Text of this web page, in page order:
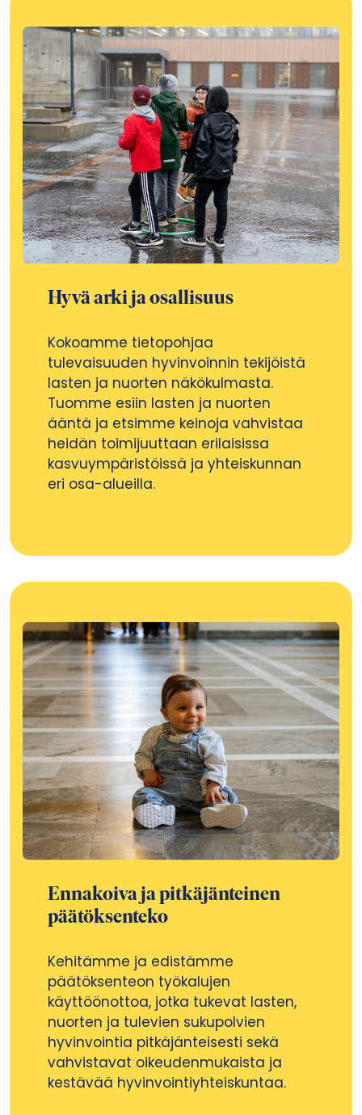
Hyvä arki ja osallisuus
Kokoamme tietopohjaa
tulevaisuuden hyvinvoinnin tekijöistä
lasten ja nuorten näkökulmasta.
Tuomme esiin lasten ja nuorten
ääntä ja etsimme keinoja vahvistaa
heidän toimijuuttaan erilaisissa
kasvuympäristöissä ja yhteiskunnan
eri osa-alueilla.
Ennakoiva ja pitkäjänteinen
päätöksenteko
Kehitämme ja edistämme
päätöksenteon työkalujen
käyttöönottoa, jotka tukevat lasten,
nuorten ja tulevien sukupolvien
hyvinvointia pitkäjänteisesti sekä
vahvistavat oikeudenmukaista ja
kestävää hyvinvointiyhteiskuntaa.